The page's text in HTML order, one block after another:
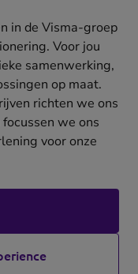
in de Visma-groep
Voor jou
samenwerking,
op maat.
richten we ons
we ons
voor onze